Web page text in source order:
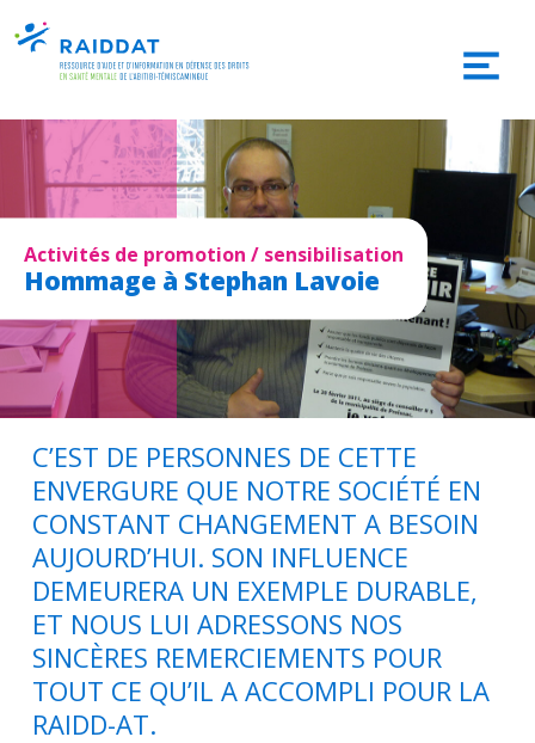
Activités de promotion / sensibilisation
Hommage à Stephan Lavoie
C’EST DE PERSONNES DE CETTE
ENVERGURE QUE NOTRE SOCIÉTÉ EN
CONSTANT CHANGEMENT A BESOIN
AUJOURD’HUI. SON INFLUENCE
DEMEURERA UN EXEMPLE DURABLE,
ET NOUS LUI ADRESSONS NOS
SINCÈRES REMERCIEMENTS POUR
TOUT CE QU’IL A ACCOMPLI POUR LA
RAIDD-AT.